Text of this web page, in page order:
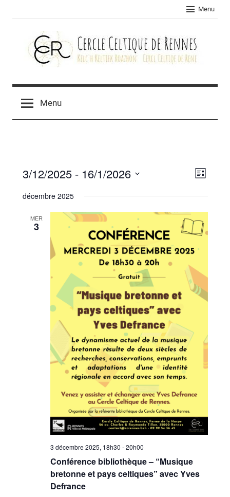
Menu
Cercle
celtique
Menu
par
Liste
3/12/2025 - 16/1/2026
date.
décembre 2025
MER
3
3 décembre 2025, 18h30 -20h00
Conférence bibliothèque – “Musique
bretonne et pays celtiques” avec Yves
Defrance